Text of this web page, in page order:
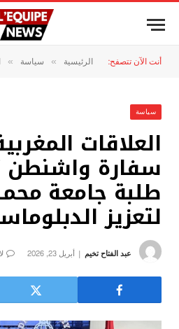
أنت الآن تتصفح: الرئيسية » سياسة »
سياسة
العلاقات
سفارة واشنطن
طلبة جامعة
لتعزيز
عبد الفتاح تخيم أبريل 23, 2026